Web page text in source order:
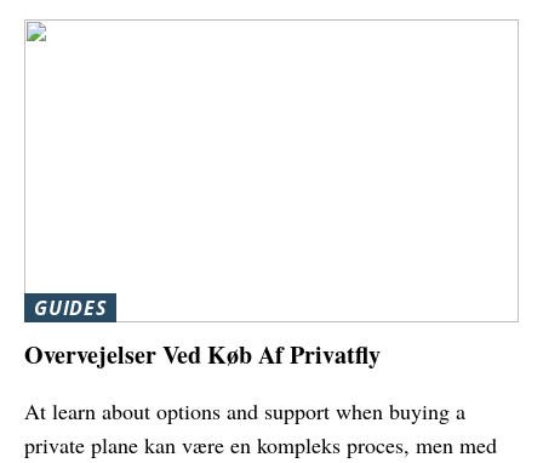
GUIDES
Overvejelser Ved Køb Af Privatfly
At learn about options and support when buying a
private plane kan være en kompleks proces, men med